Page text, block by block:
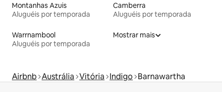
Montanhas Azuis
Aluguéis por temporada
Camberra
Aluguéis por temporada
Warrnambool
Aluguéis por temporada
Mostrar mais
Airbnb Austrália Vitória Indigo Barnawartha